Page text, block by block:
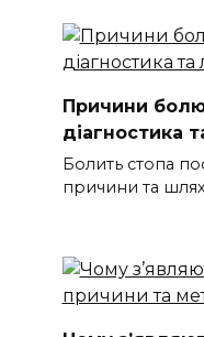
Причини болю
діагностика
Болить стопа
причини та